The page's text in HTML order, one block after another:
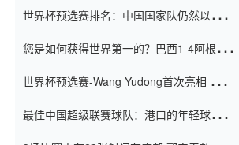
世界杯预选赛排名：中国国家队仍然以6分
您是如何获得世界第一的？巴西1-4阿根
世界杯预选赛-Wang Yudong首次亮相 中国
最佳中国超级联赛球队：港口的年轻球员在